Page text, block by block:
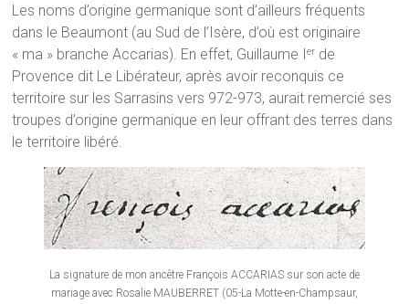
Les noms d’origine germanique sont d’ailleurs fréquents
dans le Beaumont (au Sud de l’Isère, d’où est originaire
« ma » branche Accarias). En effet, Guillaume Ier de
Provence dit Le Libérateur, après avoir reconquis ce
territoire sur les Sarrasins vers 972-973, aurait remercié ses
troupes d’origine germanique en leur offrant des terres dans
le territoire libéré.
La signature de mon ancêtre François ACCARIAS sur son acte de
mariage avec Rosalie MAUBERRET (05-La Motte-en-Champsaur,